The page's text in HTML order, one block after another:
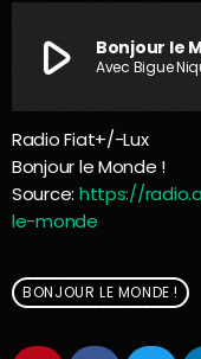
play_arrow Bonjour le
Avec Bigue
Radio Fiat+/-Lux
Bonjour le Monde !
Source: https://
le-monde
BONJOUR LE MONDE !